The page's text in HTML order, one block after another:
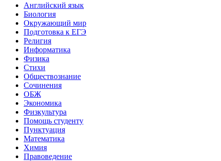
Английский язык
Биология
Окружающий мир
Подготовка к ЕГЭ
Религия
Информатика
Физика
Стихи
Обществознание
Сочинения
ОБЖ
Экономика
Физкультура
Помощь студенту
Пунктуация
Математика
Химия
Правоведение